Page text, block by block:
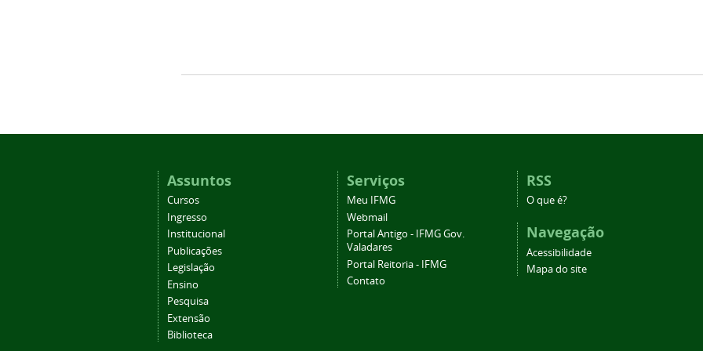
Assuntos
Cursos
Ingresso
Institucional
Publicações
Legislação
Ensino
Pesquisa
Extensão
Biblioteca
Serviços
Meu IFMG
Webmail
Portal Antigo - IFMG Gov.
Valadares
Portal Reitoria - IFMG
Contato
RSS
O que é?
Navegação
Acessibilidade
Mapa do site